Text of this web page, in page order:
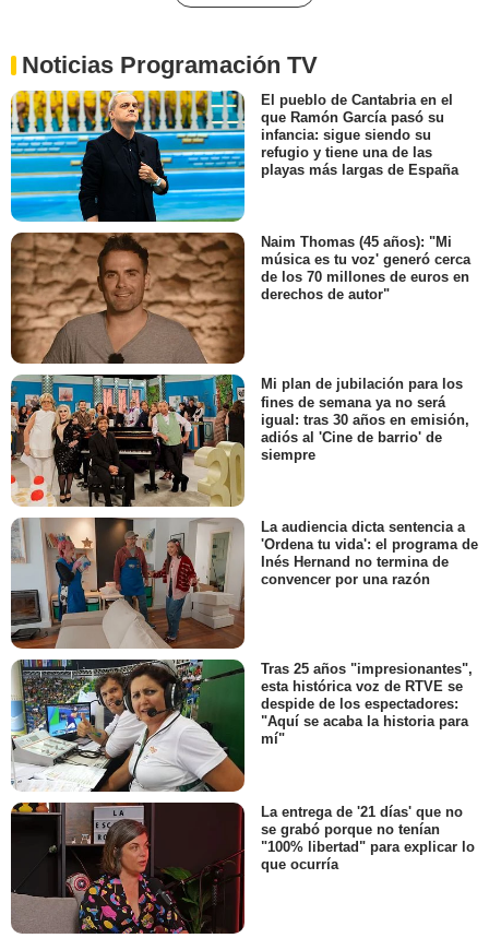
Noticias Programación TV
El pueblo de Cantabria en el
que Ramón García pasó su
infancia: sigue siendo su
refugio y tiene una de las
playas más largas de España
Naim Thomas (45 años): "Mi
música es tu voz' generó cerca
de los 70 millones de euros en
derechos de autor"
Mi plan de jubilación para los
fines de semana ya no será
igual: tras 30 años en emisión,
adiós al 'Cine de barrio' de
siempre
La audiencia dicta sentencia a
'Ordena tu vida': el programa de
Inés Hernand no termina de
convencer por una razón
Tras 25 años "impresionantes",
esta histórica voz de RTVE se
despide de los espectadores:
"Aquí se acaba la historia para
mí"
La entrega de '21 días' que no
se grabó porque no tenían
"100% libertad" para explicar lo
que ocurría